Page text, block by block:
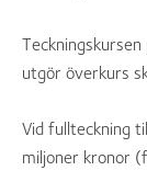
utgör överkurs
Vid fullteckning
miljoner kronor